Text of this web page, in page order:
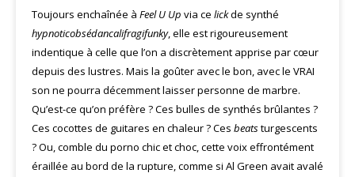
Toujours enchaînée à Feel U Up via ce lickde synthé
hypnoticobsédancalifragifunky, elle est rigoureusement
indentique à celle que l’on a discrètement apprise par cœur
depuis des lustres. Mais la goûter avec le bon, avec le VRAI
son ne pourra décemment laisser personne de marbre.
Qu’est-ce qu’on préfère ? Ces bulles de synthés brûlantes ?
Ces cocottes de guitares en chaleur ? Ces beatsturgescents
? Ou, comble du porno chic et choc, cette voix effrontément
éraillée au bord de la rupture, comme si Al Green avait avalé